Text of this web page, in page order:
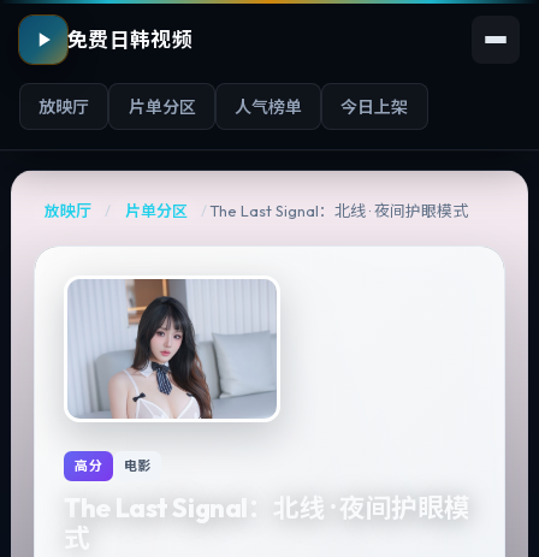
免费日韩视频
放映厅 片单分区 人气榜单 今日上架
放映厅 / 片单分区 /The Last Signal：北线 · 夜间护眼模式
高分 电影
The Last Signal：北线 · 夜间护眼模
式